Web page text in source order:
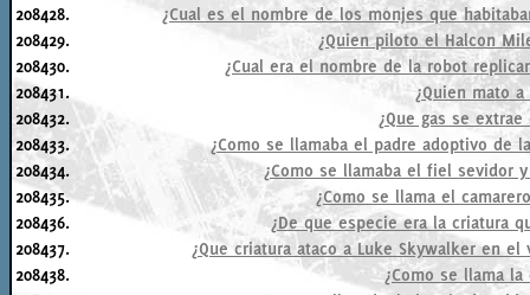
208428.
¿Cual es el nombre de los monjes que
208429.
¿Quien piloto el Halcon
208430.
¿Cual era el nombre de la robot
208431.
¿Quien mato a
208432.
¿Que gas se
208433.
¿Como se llamaba el padre adoptivo de
208434.
¿Como se llamaba el fiel sevidor
208435.
¿Como se llama el
208436.
¿De que especie era la criatura
208437.
¿Que criatura ataco a Luke Skywalker en
208438.
¿Como se llama